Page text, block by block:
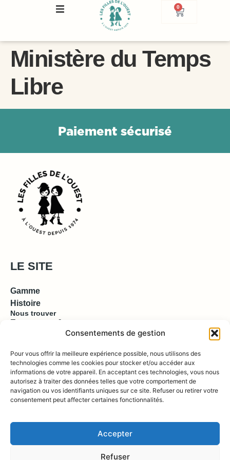
Consentements de gestion
Pour vous offrir la meilleure expérience possible, nous utilisons des
technologies comme les cookies pour stocker et/ou accéder aux
informations de votre appareil. En acceptant ces technologies, vous nous
autorisez à traiter des données telles que votre comportement de
navigation ou vos identifiants uniques sur ce site. Refuser ou retirer votre
consentement peut affecter certaines fonctionnalités.
Accepter
Refuser
0
Ministère du Temps
Libre
Paiement sécurisé
LE SITE
Gamme
Histoire
Nous trouver
Espace pro & presse
EN SAVOIR PLUS
Contact
Compte
Boutique